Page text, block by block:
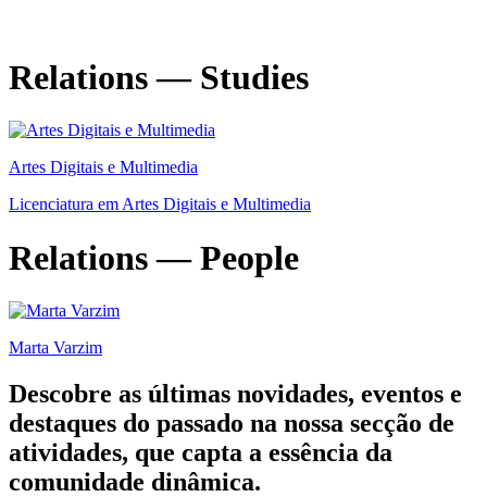
Relations — Studies
Artes Digitais e Multimedia
Licenciatura em Artes Digitais e Multimedia
Relations — People
Marta Varzim
Descobre as últimas novidades, eventos e
destaques do passado na nossa secção de
atividades, que capta a essência da
comunidade dinâmica.